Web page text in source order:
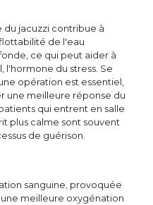
du jacuzzi contribue à
de l'eau
ce qui peut aider à
l'hormone du stress. Se
opération est essentiel,
une meilleure réponse du
qui entrent en salle
plus calme sont souvent
de guérison.
sanguine, provoquée
meilleure oxygénation